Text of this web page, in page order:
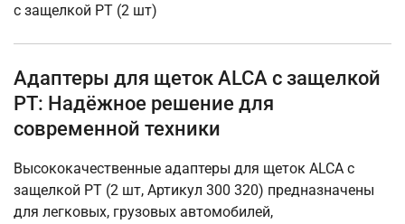
с защелкой PT (2 шт)
Адаптеры для щеток ALCA с защелкой
PT: Надёжное решение для
современной техники
Высококачественные адаптеры для щеток ALCA с
защелкой PT (2 шт, Артикул 300 320) предназначены
для легковых, грузовых автомобилей,